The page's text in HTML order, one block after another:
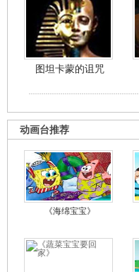
图坦卡蒙的诅咒
动画台推荐
《海绵宝宝》